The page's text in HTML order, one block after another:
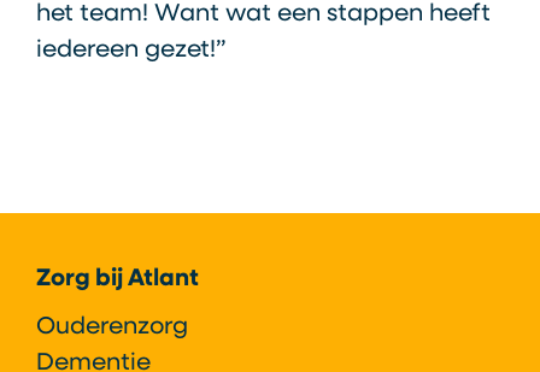
het team! Want wat een stappen heeft
iedereen gezet!”
Zorg bij Atlant
Ouderenzorg
Dementie